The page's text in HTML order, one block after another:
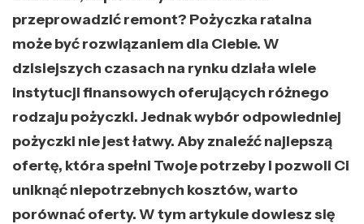
przeprowadzić remont? Pożyczka ratalna
może być rozwiązaniem dla Ciebie. W
dzisiejszych czasach na rynku działa wiele
instytucji finansowych oferujących różnego
rodzaju pożyczki. Jednak wybór odpowiedniej
pożyczki nie jest łatwy. Aby znaleźć najlepszą
ofertę, która spełni Twoje potrzeby i pozwoli Ci
uniknąć niepotrzebnych kosztów, warto
porównać oferty. W tym artykule dowiesz się